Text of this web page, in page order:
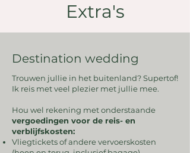
Extra's
Destination wedding
Trouwen jullie in het buitenland? Supertof!
Ik reis met veel plezier met jullie mee.
Hou wel rekening met onderstaande
vergoedingen voor de reis- en
verblijfskosten:
Vliegtickets of andere vervoerskosten